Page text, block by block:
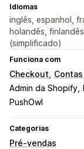
Idiomas
inglês, espanhol,
holandês,
(simplificado)
Funciona com
Checkout
Admin da Shopify
PushOwl
Categorias
Pré-vendas